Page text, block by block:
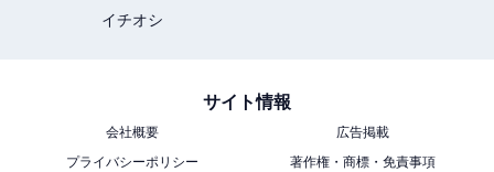
【『真夏のシンデレラ』DVD＆関連グッズをチェックす
イチオシ
サイト情報
会社概要
広告掲載
プライバシーポリシー
著作権・商標・免責事項